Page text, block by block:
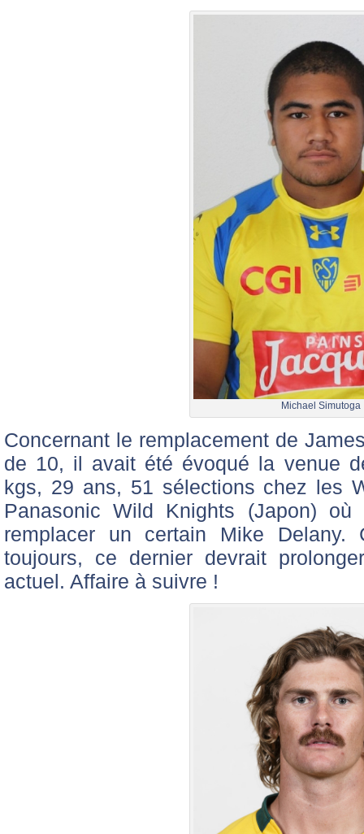
Michael Simutoga
Concernant le remplacement de
de 10, il avait été évoqué la venue
kgs, 29 ans, 51 sélections chez les
Panasonic Wild Knights (Japon)
remplacer un certain Mike Delany.
toujours, ce dernier devrait
actuel. Affaire à suivre !